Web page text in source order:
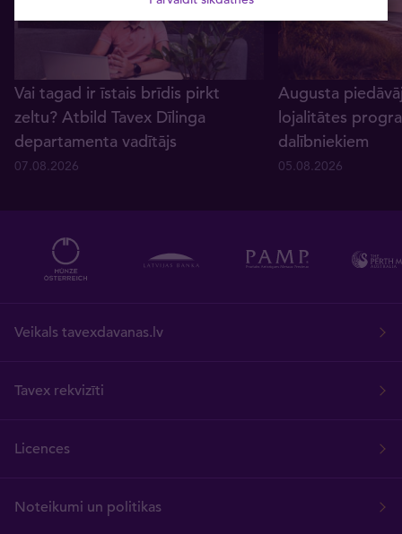
Vai tagad ir īstais brīdis pirkt
zeltu? Atbild Tavex Dīlinga
departamenta vadītājs
07.08.2026
Augusta
lojalitātes
dalībniekiem
05.08.2026
Veikals tavexdavanas.lv
Tavex rekvizīti
Licences
Noteikumi un politikas